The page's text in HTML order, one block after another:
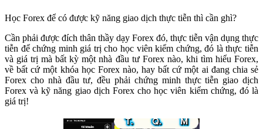
Học Forex để có được kỹ năng giao dịch thực tiễn thì cần ghì?
Cần phải được đích thân thầy dạy Forex đó, thực tiễn vận dụng thực
tiễn để chứng minh giá trị cho học viên kiểm chứng, đó là thực tiễn
và giá trị mà bất kỳ một nhà đầu tư Forex nào, khi tìm hiểu Forex,
về bất cứ một khóa học Forex nào, hay bất cứ một ai đang chia sẻ
Forex cho nhà đầu tư, đều phải chứng minh thực tiễn giao dịch
Forex và kỹ năng giao dịch Forex cho học viên kiểm chứng, đó là
giá trị!